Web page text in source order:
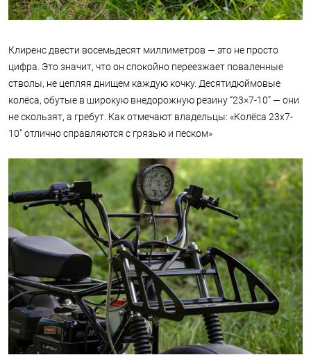
Клиренс двести восемьдесят миллиметров — это не просто
цифра. Это значит, что он спокойно переезжает поваленные
стволы, не цепляя днищем каждую кочку. Десятидюймовые
колёса, обутые в широкую внедорожную резину “23×7-10” — они
не скользят, а гребут. Как отмечают владельцы: «Колёса 23х7-
10" отлично справляются с грязью и песком»